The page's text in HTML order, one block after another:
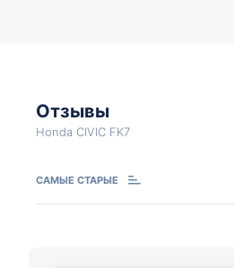
Отзывы
Honda CIVIC FK7
САМЫЕ СТАРЫЕ